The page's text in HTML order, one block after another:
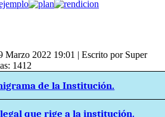
Marzo 2022 19:01 | Escrito por Super
1412
de la Institución.
que rige a la institución.